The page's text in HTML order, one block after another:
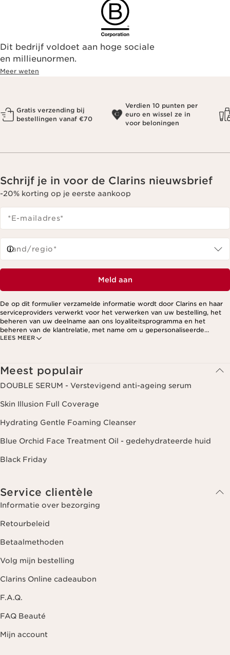
Dit bedrijf voldoet aan hoge sociale
en millieunormen.
Meer weten
Gratis verzending bij
bestellingen vanaf €70
Verdien 10 punten per
euro en wissel ze in
voor beloningen
Schrijf je in voor de Clarins nieuwsbrief
-20% korting op je eerste aankoop
*E-mailadres*
Land/regio*
Meld aan
LEES MEER
De op dit formulier verzamelde informatie wordt door Clarins en haar
serviceproviders verwerkt voor het verwerken van uw bestelling, het
beheren van uw deelname aan ons loyaliteitsprogramma en het
beheren van de klantrelatie, met name om u gepersonaliseerde
aanbiedingen te kunnen sturen op basis van uw eerdere aankopen en
Meest populair
DOUBLE SERUM - Verstevigend anti-ageing serum
Skin Illusion Full Coverage
Hydrating Gentle Foaming Cleanser
Blue Orchid Face Treatment Oil - gedehydrateerde huid
Black Friday
Service clientèle
Informatie over bezorging
Retourbeleid
Betaalmethoden
Volg mijn bestelling
Clarins Online cadeaubon
F.A.Q.
FAQ Beauté
Mijn account